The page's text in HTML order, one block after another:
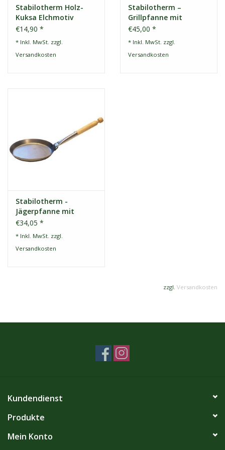
Stabilotherm Holz-
Kuksa Elchmotiv
€14,90 *
* Inkl. MwSt. zzgl.
Versandkosten
Stabilotherm –
Grillpfanne mit
Klappgriff
€45,00 *
* Inkl. MwSt. zzgl.
Versandkosten
Stabilotherm -
Jägerpfanne mit
Klappgriff
€34,05 *
* Inkl. MwSt. zzgl.
Versandkosten
zzgl. Versandkosten
Kundendienst
Produkte
Mein Konto